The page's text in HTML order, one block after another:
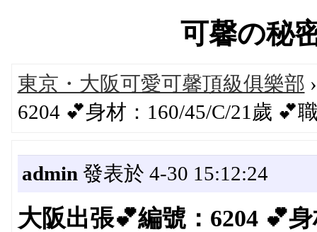
可馨の秘
東京・大阪可愛可馨頂級俱樂部
6204 💕身材：160/45/C/21歲 💕
admin 發表於 4-30 15:12:24
大阪出張💕編號：6204 💕